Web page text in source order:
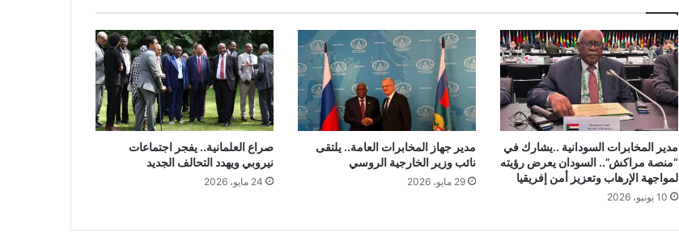
مدير المخابرات السودانية ..يشارك في
“منصة مراكش”.. السودان يعرض رؤيته
لمواجهة الإرهاب وتعزيز أمن إفريقيا
10 يونيو، 2026
مدير جهاز المخابرات العامة.. يلتقى
نائب وزير الخارجية الروسي
29 مايو، 2026
صراع العلمانية.. يفجر اجتماعات
نيروبي ويهدد التحالف الجديد
24 مايو، 2026